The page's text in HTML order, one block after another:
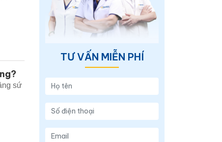
sứ
TƯ VẤN MIỄN PHÍ